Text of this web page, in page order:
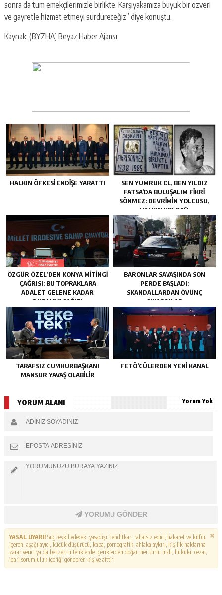
sonra da tüm emekçilerimizle birlikte, Karşıyakamıza büyük bir özveri
ve gayretle hizmet etmeyi sürdüreceğiz” diye konuştu.
Kaynak: (BYZHA) Beyaz Haber Ajansı
HALKIN ÖFKESI ENDIŞE YARATTI
SEN YUMRUK OL, BEN YILDIZ
FATSA’DA BULUŞALIM FIKRI
SÖNMEZ: DEVRIMIN YOLCUSU,
HALKIN YOLDAŞI
ÖZGÜR ÖZEL’DEN KONYA MITINGI
ÇAĞRISI: BU TOPRAKLARA
ADALET GELENE KADAR
DURMAYACAĞIZ!
BARONLAR SAVAŞINDA SON
PERDE BAŞLADI:
SKANDALLARDAN ÖVÜNÇ
ÇIKARDILAR
TARAFSIZ CUMHURBAŞKANI
MANSUR YAVAŞ OLABİLİR
FETÖ’CÜLERDEN YENI KANAL
YORUM ALANI Yorum Yok
YORUMU GÖNDER
YASAL UYARI!Suç teşkil edecek, yasadışı, tehditkar, rahatsız edici, hakaret ve küfür
içeren, aşağılayıcı, küçük düşürücü, kaba, pornografik, ahlaka aykırı, kişilik haklarına
zarar verici ya da benzeri niteliklerde içeriklerden doğan her türlü mali, hukuki, cezai,
idari sorumluluk içeriği gönderen kişiye aittir.